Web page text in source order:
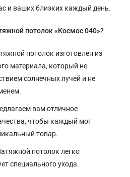
и ваших близких каждый день.
потолок «Космос 040»?
потолок изготовлен из
материала, который не
солнечных лучей и не
вам отличное
чтобы каждый мог
товар.
потолок легко
специального ухода.